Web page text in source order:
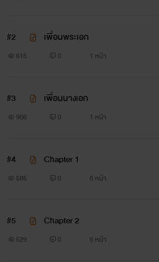
#2 เพื่อนพระเอก
615 0 1 หน้า
#3 เพื่อนนางเอก
906 0 1 หน้า
#4 Chapter 1
585 0 6 หน้า
#5 Chapter 2
529 0 6 หน้า